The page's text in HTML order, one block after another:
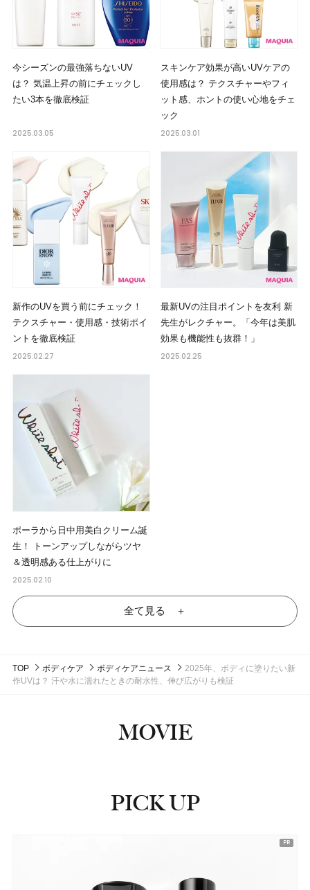
今シーズンの最強落ちないUV
は？ 気温上昇の前にチェックし
たい3本を徹底検証
2025.03.05
スキンケア効果が高いUVケアの
使用感は？ テクスチャーやフィ
ット感、ホントの使い心地をチェ
ック
2025.03.01
新作のUVを買う前にチェック！
テクスチャー・使用感・技術ポイ
ントを徹底検証
2025.02.27
最新UVの注目ポイントを友利 新
先生がレクチャー。「今年は美肌
効果も機能性も抜群！」
2025.02.25
ポーラから日中用美白クリーム誕
生！ トーンアップしながらツヤ
＆透明感ある仕上がりに
2025.02.10
全て見る ＋
TOP ボディケア ボディケアニュース
2025年、ボディに塗りたい新
作UVは？ 汗や水に濡れたときの耐水性、伸び広がりも検証
MOVIE
PICK UP